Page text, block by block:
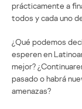
prácticamente a
todos y cada uno
¿Qué podemos
esperen en
mejor?
pasado o habrá
amenazas?